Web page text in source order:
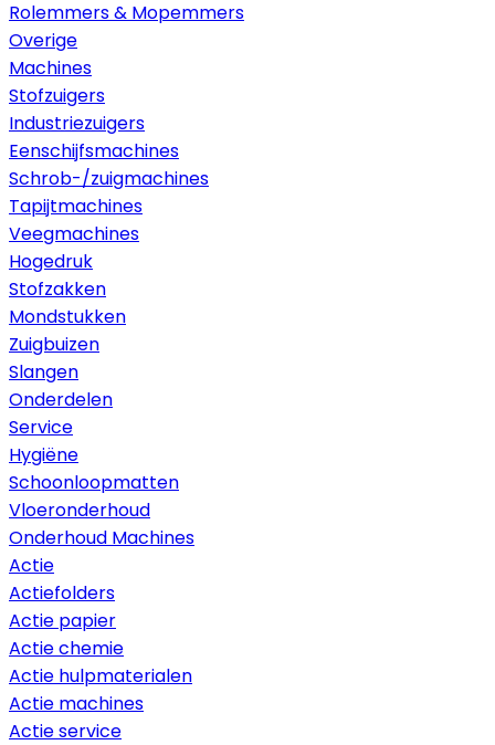
Rolemmers & Mopemmers
Overige
Machines
Stofzuigers
Industriezuigers
Eenschijfsmachines
Schrob-/zuigmachines
Tapijtmachines
Veegmachines
Hogedruk
Stofzakken
Mondstukken
Zuigbuizen
Slangen
Onderdelen
Service
Hygiëne
Schoonloopmatten
Vloeronderhoud
Onderhoud Machines
Actie
Actiefolders
Actie papier
Actie chemie
Actie hulpmaterialen
Actie machines
Actie service